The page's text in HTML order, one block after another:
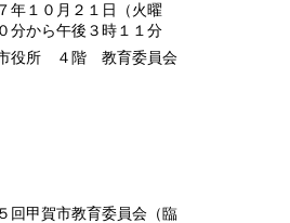
１０月２１日（火曜
分から午後３時１１分
役所 ４階 教育委員会
回甲賀市教育委員会（臨